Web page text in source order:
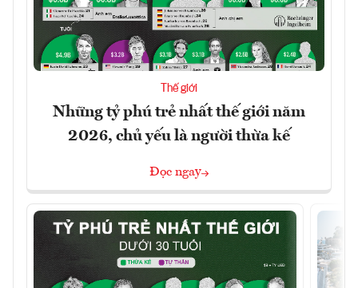
Thế giới
Những tỷ phú trẻ nhất thế giới năm
2026, chủ yếu là người thừa kế
Đọc ngay